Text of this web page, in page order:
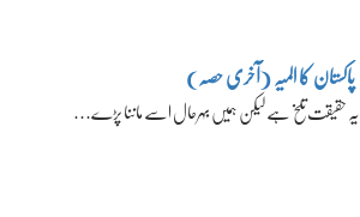
پاکستان کا المیہ (آخری حصہ)
یہ حقیقت تلخ ہے لیکن ہمیں بہرحال اسے ماننا پڑے…